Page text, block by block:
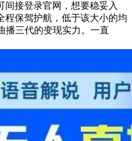
间接登录官网，想要稳妥入
程保驾护航，低于该大小的均
播三代的变现实力。一直